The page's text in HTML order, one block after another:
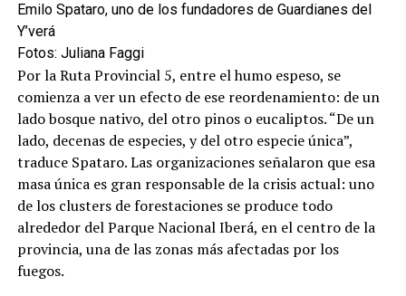
Emilo Spataro, uno de los fundadores de Guardianes del
Y’verá
Fotos: Juliana Faggi
Por la Ruta Provincial 5, entre el humo espeso, se
comienza a ver un efecto de ese reordenamiento: de un
lado bosque nativo, del otro pinos o eucaliptos. “De un
lado, decenas de especies, y del otro especie única”,
traduce Spataro. Las organizaciones señalaron que esa
masa única es gran responsable de la crisis actual: uno
de los clusters de forestaciones se produce todo
alrededor del Parque Nacional Iberá, en el centro de la
provincia, una de las zonas más afectadas por los
fuegos.